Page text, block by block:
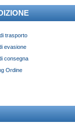
trasporto
evasione
consegna
Ordine